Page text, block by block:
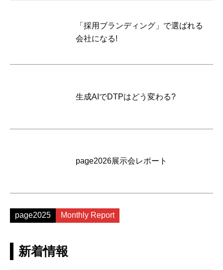
「採用ブランディング」で選ばれる
会社になる!
生成AIでDTPはどう変わる?
page2026展示会レポート
page2025 Monthly Report
新着情報